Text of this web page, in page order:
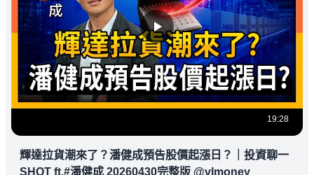
19:28
輝達拉貨潮來了？潘健成預告股價起漲日？｜投資聊一
SHOT ft.#潘健成 20260430完整版 @vlmoney